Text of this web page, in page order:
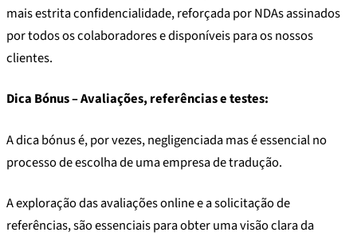
mais estrita confidencialidade, reforçada por NDAs assinados
por todos os colaboradores e disponíveis para os nossos
clientes.
Dica Bónus – Avaliações, referências e testes:
A dica bónus é, por vezes, negligenciada mas é essencial no
processo de escolha de uma empresa de tradução.
A exploração das avaliações online e a solicitação de
referências, são essenciais para obter uma visão clara da